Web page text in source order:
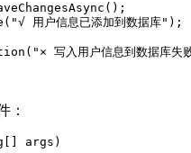
用户信息已添加到数据库");
写入用户信息到数据库失
：
args)